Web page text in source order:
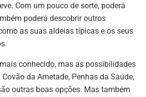
Com um pouco de sorte, poderá
poderá descobrir outros
as suas aldeias típicas e os seus
conhecido, mas as possibilidades
da Ametade, Penhas da Saúde,
outras boas opções. Mas também